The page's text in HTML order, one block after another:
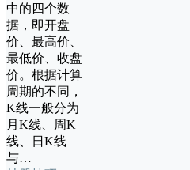
中的四个数
据，即开盘
价、最高价、
最低价、收盘
价。根据计算
周期的不同，
K线一般分为
月K线、周K
线、日K线
与…